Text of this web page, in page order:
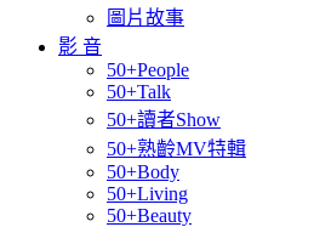
圖片故事
影 音
50+People
50+Talk
50+讀者Show
50+熟齡MV特輯
50+Body
50+Living
50+Beauty